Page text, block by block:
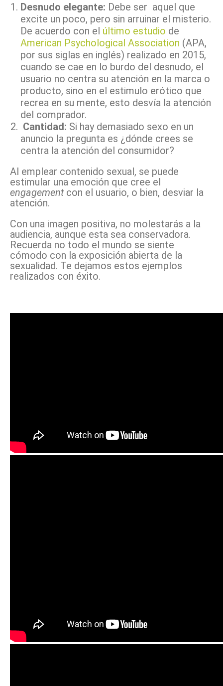
Desnudo elegante: Debe ser aquel que
excite un poco, pero sin arruinar el misterio.
De acuerdo con el último estudio de
American Psychological Association (APA,
por sus siglas en inglés) realizado en 2015,
cuando se cae en lo burdo del desnudo, el
usuario no centra su atención en la marca o
producto, sino en el estimulo erótico que
recrea en su mente, esto desvía la atención
del comprador.
Cantidad: Si hay demasiado sexo en un
anuncio la pregunta es ¿dónde crees se
centra la atención del consumidor?
Al emplear contenido sexual, se puede
estimular una emoción que cree el
engagementcon el usuario, o bien, desviar la
atención.
Con una imagen positiva, no molestarás a la
audiencia, aunque esta sea conservadora.
Recuerda no todo el mundo se siente
cómodo con la exposición abierta de la
sexualidad. Te dejamos estos ejemplos
realizados con éxito.